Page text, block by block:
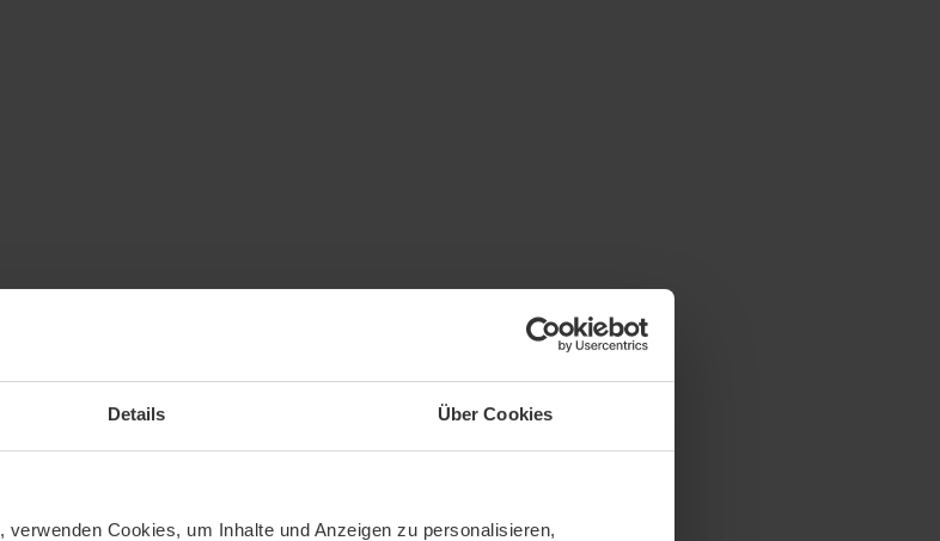
Details Über Cookies
, verwenden Cookies, um Inhalte und Anzeigen zu personalisieren,